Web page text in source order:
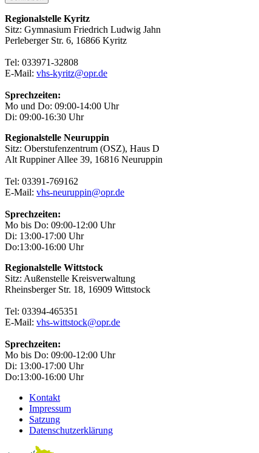
Regionalstelle Kyritz
Sitz: Gymnasium Friedrich Ludwig Jahn
Perleberger Str. 6, 16866 Kyritz
Tel: 033971-32808
E-Mail: vhs-kyritz@opr.de
Sprechzeiten:
Mo und Do: 09:00-14:00 Uhr
Di: 09:00-16:30 Uhr
Regionalstelle Neuruppin
Sitz: Oberstufenzentrum (OSZ), Haus D
Alt Ruppiner Allee 39, 16816 Neuruppin
Tel: 03391-769162
E-Mail: vhs-neuruppin@opr.de
Sprechzeiten:
Mo bis Do: 09:00-12:00 Uhr
Di: 13:00-17:00 Uhr
Do:13:00-16:00 Uhr
Regionalstelle Wittstock
Sitz: Außenstelle Kreisverwaltung
Rheinsberger Str. 18, 16909 Wittstock
Tel: 03394-465351
E-Mail: vhs-wittstock@opr.de
Sprechzeiten:
Mo bis Do: 09:00-12:00 Uhr
Di: 13:00-17:00 Uhr
Do:13:00-16:00 Uhr
Kontakt
Impressum
Satzung
Datenschutzerklärung